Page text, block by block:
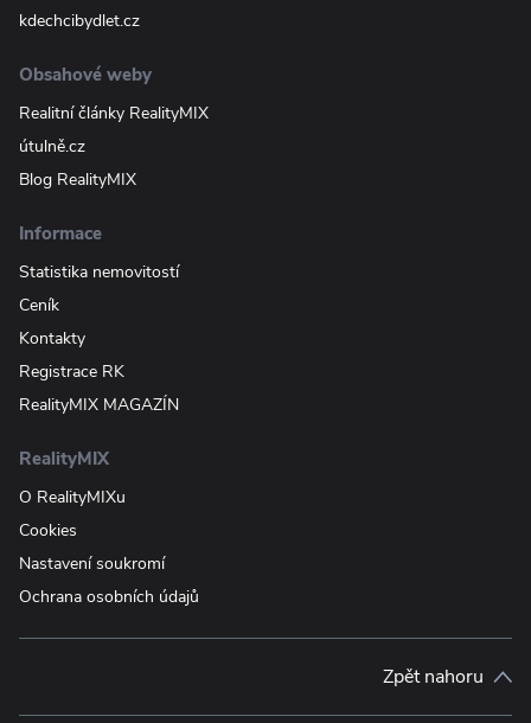
kdechcibydlet.cz
Obsahové weby
Realitní články RealityMIX
útulně.cz
Blog RealityMIX
Informace
Statistika nemovitostí
Ceník
Kontakty
Registrace RK
RealityMIX MAGAZÍN
RealityMIX
O RealityMIXu
Cookies
Nastavení soukromí
Ochrana osobních údajů
Zpět nahoru